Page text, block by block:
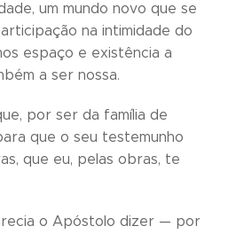
um mundo novo que se
na intimidade do
espaço e existência a
a ser nossa.
por ser da família de
que o seu testemunho
que eu, pelas obras, te
o Apóstolo dizer — por